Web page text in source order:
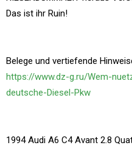
Das ist ihr Ruin!
Belege und vertiefende
https://www.dz-g.ru/Wem-
deutsche-Diesel-Pkw
1994 Audi A6 C4 Avant 2.8